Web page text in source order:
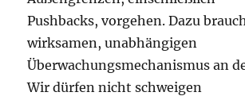
Pushbacks, vorgehen. Dazu
wirksamen, unabhängigen
Überwachungsmechanismus an
Wir dürfen nicht schweigen